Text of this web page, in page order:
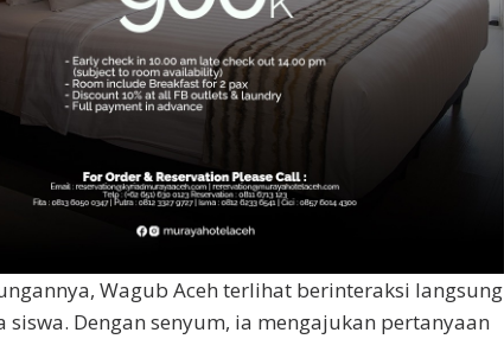
Wagub Aceh terlihat berinteraksi langsung
siswa. Dengan senyum, ia mengajukan pertanyaan